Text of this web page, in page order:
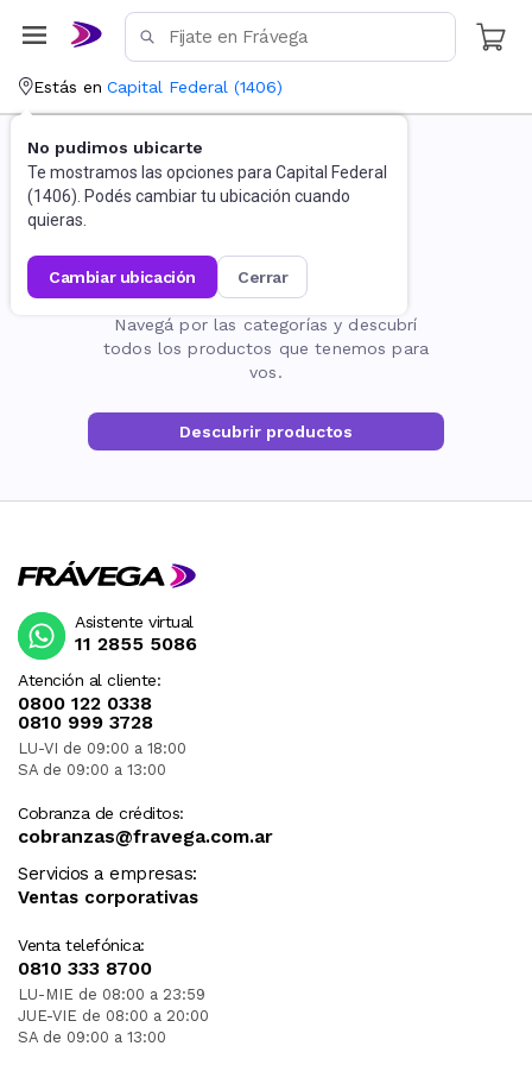
Estás en Capital Federal (1406)
No pudimos ubicarte
Te mostramos las opciones para Capital Federal
(1406). Podés cambiar tu ubicación cuando
quieras.
cambiar ubicación cerrar
La página no existe
Navegá por las categorías y descubrí
todos los productos que tenemos para
vos.
Descubrir productos
Atención al cliente:
0800 122 0338
0810 999 3728
LU-VI de 09:00 a 18:00
SA de 09:00 a 13:00
Cobranza de créditos:
cobranzas@fravega.com.ar
Servicios a empresas:
Ventas corporativas
Venta telefónica:
0810 333 8700
LU-MIE de 08:00 a 23:59
JUE-VIE de 08:00 a 20:00
SA de 09:00 a 13:00
Asistente virtual
11 2855 5086